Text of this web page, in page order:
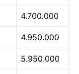
4.700.000
4.950.000
5.950.000